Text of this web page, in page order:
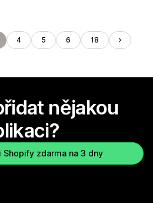
4 5 6 18
nějakou
zdarma na 3 dny